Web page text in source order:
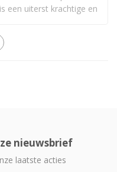
is een uiterst krachtige en
nieuwsbrief
laatste acties